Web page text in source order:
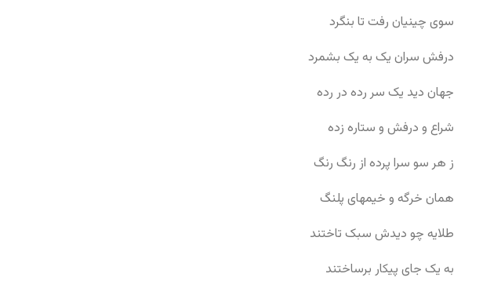
سوی چینیان رفت تا بنگرد
درفش سران یک به یک بشمرد
جهان دید یک سر رده در رده
شراع و درفش و ستاره زده
ز هر سو سرا پرده از رنگ رنگ
همان خرگه و خیمهای پلنگ
طلایه چو دیدش سبک تاختند
به یک جای پیکار برساختند